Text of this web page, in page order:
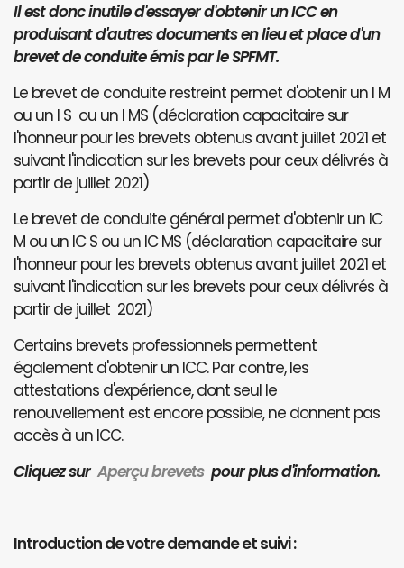
Il est donc inutile d'essayer d'obtenir un ICC en
produisant d'autres documents en lieu et place d'un
brevet de conduite émis par le SPFMT.
Le brevet de conduite restreint permet d'obtenir un I M
ou un I S ou un I MS (déclaration capacitaire sur
l'honneur pour les brevets obtenus avant juillet 2021 et
suivant l'indication sur les brevets pour ceux délivrés à
partir de juillet 2021)
Le brevet de conduite général permet d'obtenir un IC
M ou un IC S ou un IC MS (déclaration capacitaire sur
l'honneur pour les brevets obtenus avant juillet 2021 et
suivant l'indication sur les brevets pour ceux délivrés à
partir de juillet 2021)
Certains brevets professionnels permettent
également d'obtenir un ICC. Par contre, les
attestations d'expérience, dont seul le
renouvellement est encore possible, ne donnent pas
accès à un ICC.
Cliquez surAperçu brevets pour plus d'information.
Introduction de votre demande et suivi :